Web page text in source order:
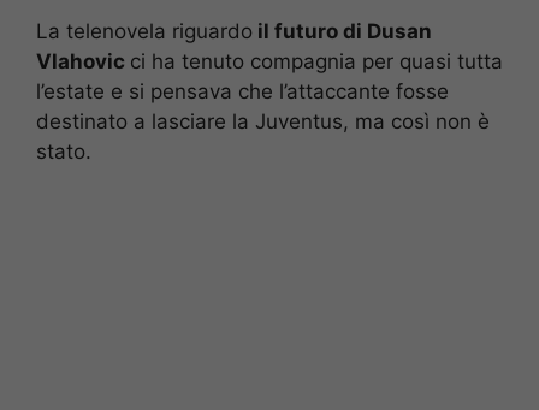
La telenovela riguardo il futuro di Dusan
Vlahovic ci ha tenuto compagnia per quasi tutta
l’estate e si pensava che l’attaccante fosse
destinato a lasciare la Juventus, ma così non è
stato.